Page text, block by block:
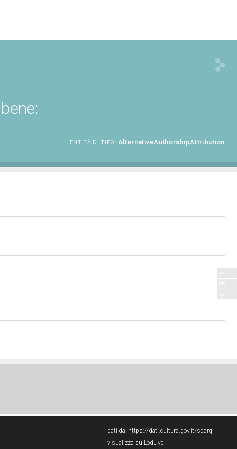
ENTITÀ DI TIPO: AlternativeAuthorshipAttribution
dati da: https://dati.cultura.gov.it/sparql
visualizza su LodLive